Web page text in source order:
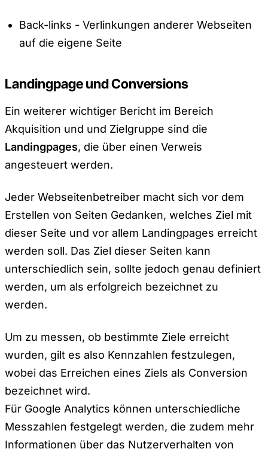
Back-links - Verlinkungen anderer Webseiten
auf die eigene Seite
Landingpage und Conversions
Ein weiterer wichtiger Bericht im Bereich
Akquisition und und Zielgruppe sind die
Landingpages, die über einen Verweis
angesteuert werden.
Jeder Webseitenbetreiber macht sich vor dem
Erstellen von Seiten Gedanken, welches Ziel mit
dieser Seite und vor allem Landingpages erreicht
werden soll. Das Ziel dieser Seiten kann
unterschiedlich sein, sollte jedoch genau definiert
werden, um als erfolgreich bezeichnet zu
werden.
Um zu messen, ob bestimmte Ziele erreicht
wurden, gilt es also Kennzahlen festzulegen,
wobei das Erreichen eines Ziels als Conversion
bezeichnet wird.
Für Google Analytics können unterschiedliche
Messzahlen festgelegt werden, die zudem mehr
Informationen über das Nutzerverhalten von